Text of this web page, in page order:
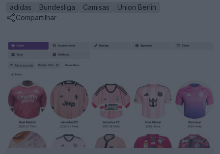
adidas Bundesliga Camisas
Union Berlin
Compartilhar